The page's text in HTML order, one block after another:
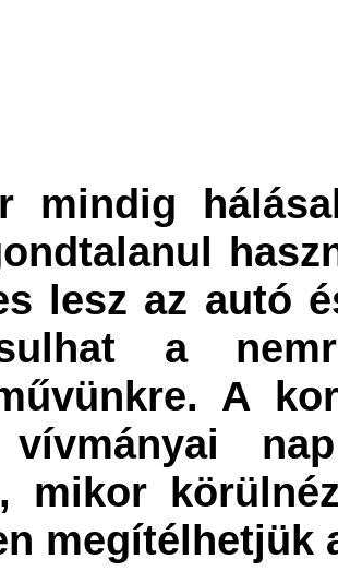
mindig
lesz az autó
a
A
mikor
megítélhetjük